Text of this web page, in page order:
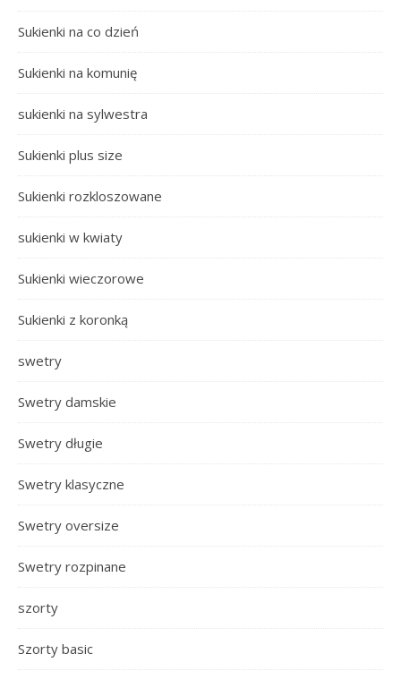
Sukienki na co dzień
Sukienki na komunię
sukienki na sylwestra
Sukienki plus size
Sukienki rozkloszowane
sukienki w kwiaty
Sukienki wieczorowe
Sukienki z koronką
swetry
Swetry damskie
Swetry długie
Swetry klasyczne
Swetry oversize
Swetry rozpinane
szorty
Szorty basic